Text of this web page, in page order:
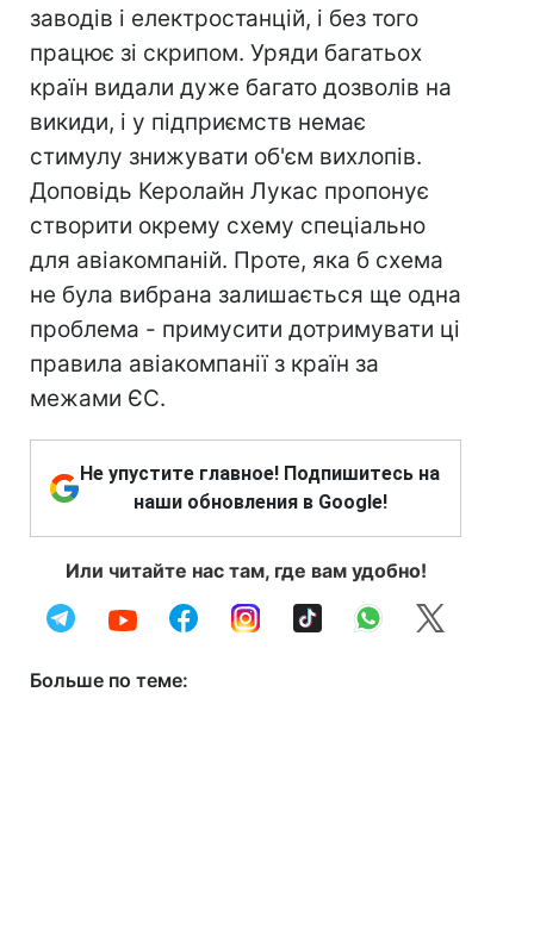
заводів і електростанцій, і без того
працює зі скрипом. Уряди багатьох
країн видали дуже багато дозволів на
викиди, і у підприємств немає
стимулу знижувати об'єм вихлопів.
Доповідь Керолайн Лукас пропонує
створити окрему схему спеціально
для авіакомпаній. Проте, яка б схема
не була вибрана залишається ще одна
проблема - примусити дотримувати ці
правила авіакомпанії з країн за
межами ЄС.
Не упустите главное! Подпишитесь на
наши обновления в Google!
Или читайте нас там, где вам удобно!
Больше по теме: